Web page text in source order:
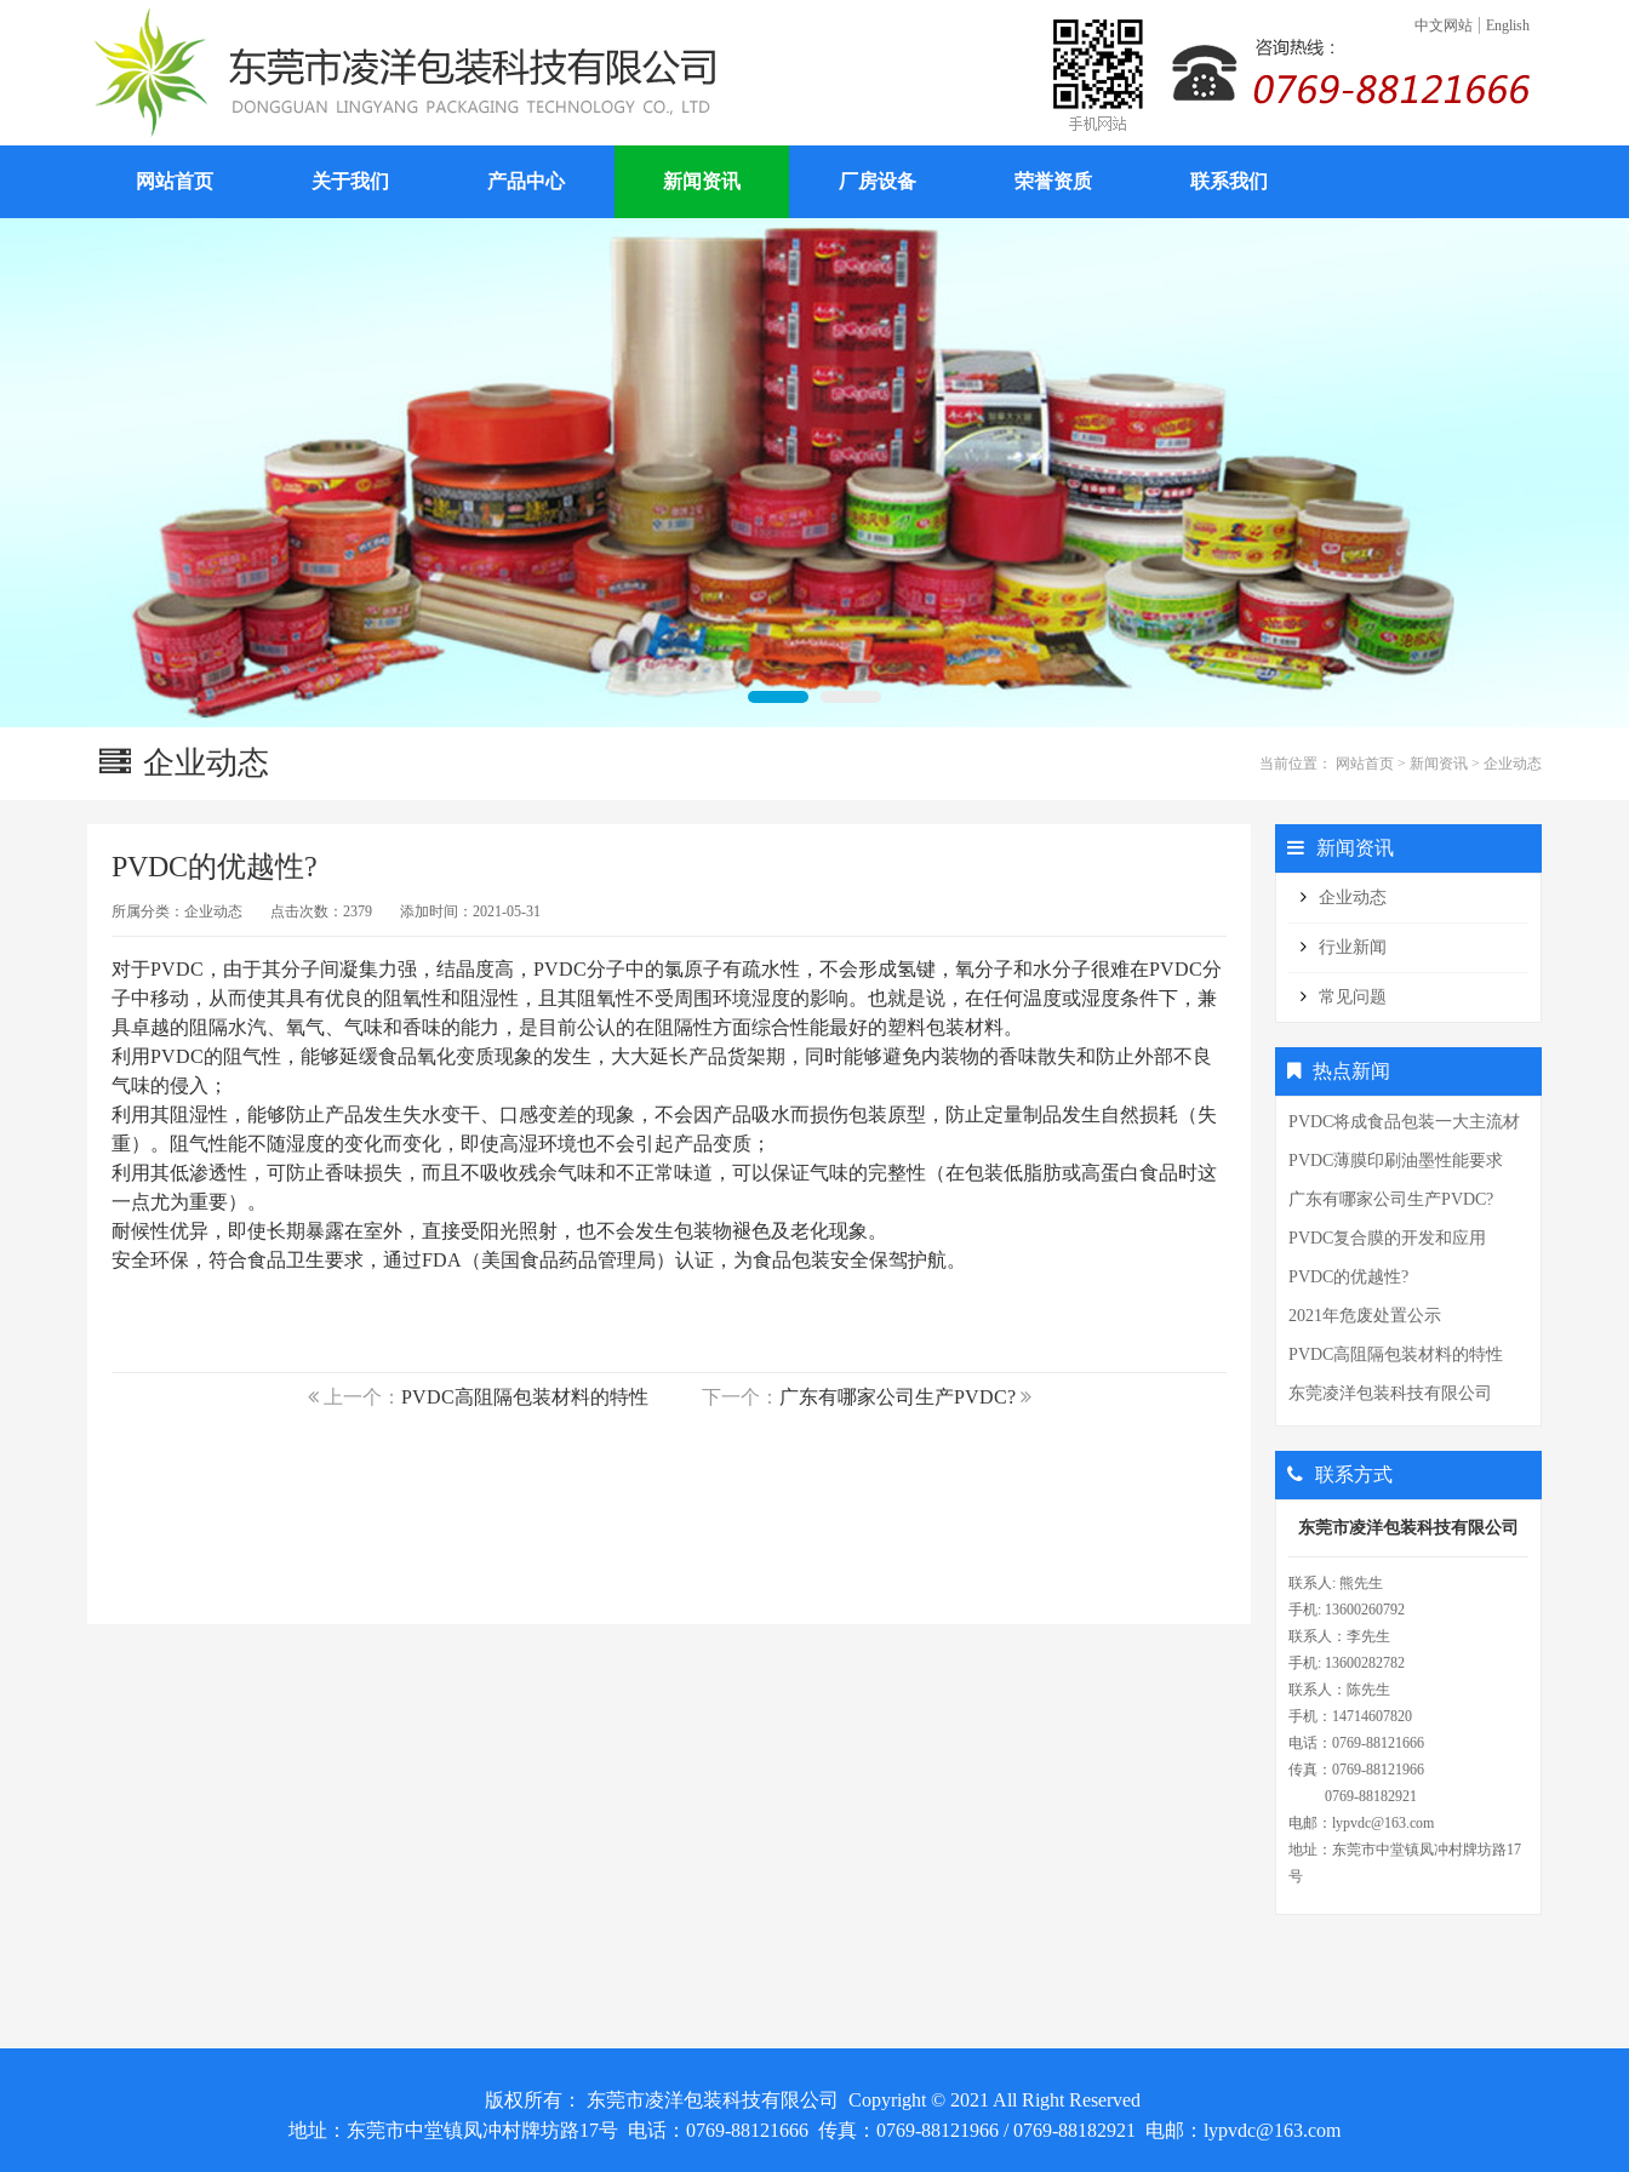
中文网站 | English
网站首页 关于我们 产品中心 新闻资讯 厂房设备 荣誉资质 联系我们
企业动态 当前位置： 网站首页 > 新闻资讯 > 企业动态
PVDC的优越性?
所属分类： 企业动态 点击次数： 2379 添加时间： 2021-05-31
对于PVDC，由于其分子间凝集力强，结晶度高，PVDC分子中的氯原子有疏水性，不会形成氢键，氧分子和水分子很难在PVDC分
子中移动，从而使其具有优良的阻氧性和阻湿性，且其阻氧性不受周围环境湿度的影响。也就是说，在任何温度或湿度条件下，兼
具卓越的阻隔水汽、氧气、气味和香味的能力，是目前公认的在阻隔性方面综合性能最好的塑料包装材料。
利用PVDC的阻气性，能够延缓食品氧化变质现象的发生，大大延长产品货架期，同时能够避免内装物的香味散失和防止外部不良
气味的侵入；
利用其阻湿性，能够防止产品发生失水变干、口感变差的现象，不会因产品吸水而损伤包装原型，防止定量制品发生自然损耗（失
重）。阻气性能不随湿度的变化而变化，即使高湿环境也不会引起产品变质；
利用其低渗透性，可防止香味损失，而且不吸收残余气味和不正常味道，可以保证气味的完整性（在包装低脂肪或高蛋白食品时这
一点尤为重要）。
耐候性优异，即使长期暴露在室外，直接受阳光照射，也不会发生包装物褪色及老化现象。
安全环保，符合食品卫生要求，通过FDA（美国食品药品管理局）认证，为食品包装安全保驾护航。
上一个： PVDC高阻隔包装材料的特性 下一个： 广东有哪家公司生产PVDC?
新闻资讯
企业动态
行业新闻
常见问题
热点新闻
PVDC将成食品包装一大主流材
料
PVDC薄膜印刷油墨性能要求
广东有哪家公司生产PVDC?
PVDC复合膜的开发和应用
PVDC的优越性?
2021年危废处置公示
PVDC高阻隔包装材料的特性
东莞凌洋包装科技有限公司
联系方式
东莞市凌洋包装科技有限公司
联系人: 熊先生
手机: 13600260792
联系人：李先生
手机: 13600282782
联系人：陈先生
手机：14714607820
电话：0769-88121666
传真：0769-88121966
0769-88182921
电邮：lypvdc@163.com
地址：东莞市中堂镇凤冲村牌坊路17
号
版权所有： 东莞市凌洋包装科技有限公司 Copyright © 2021 All Right Reserved
地址：东莞市中堂镇凤冲村牌坊路17号 电话：0769-88121666 传真：0769-88121966 / 0769-88182921 电邮：lypvdc@163.com